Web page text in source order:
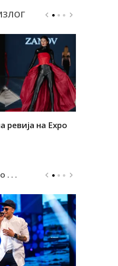
ревија на Expo
. . .